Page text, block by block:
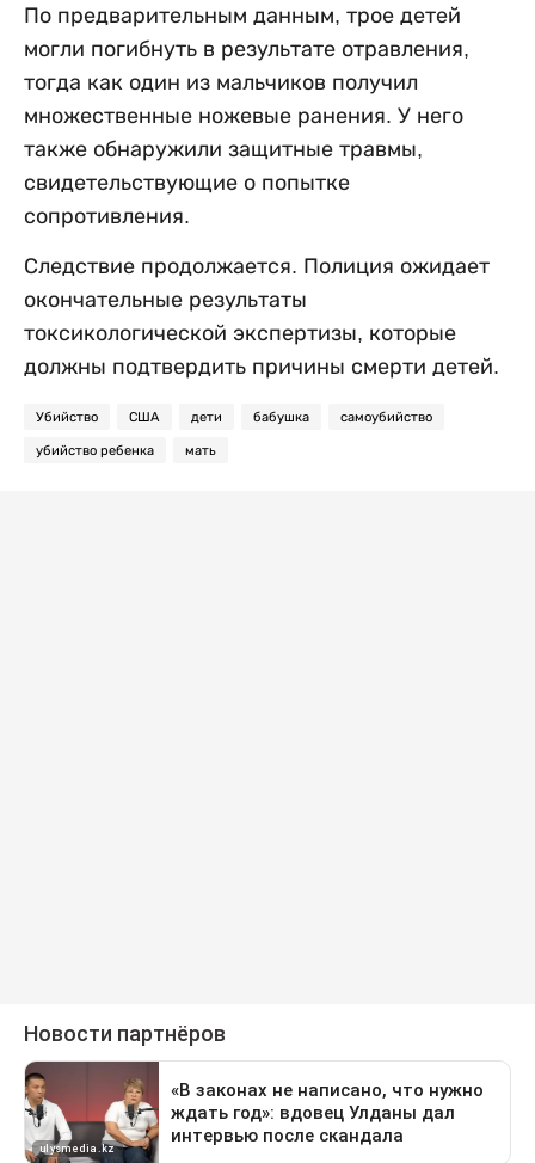
По предварительным данным, трое детей
могли погибнуть в результате отравления,
тогда как один из мальчиков получил
множественные ножевые ранения. У него
также обнаружили защитные травмы,
свидетельствующие о попытке
сопротивления.
Следствие продолжается. Полиция ожидает
окончательные результаты
токсикологической экспертизы, которые
должны подтвердить причины смерти детей.
Убийство США дети бабушка самоубийство
убийство ребенка мать